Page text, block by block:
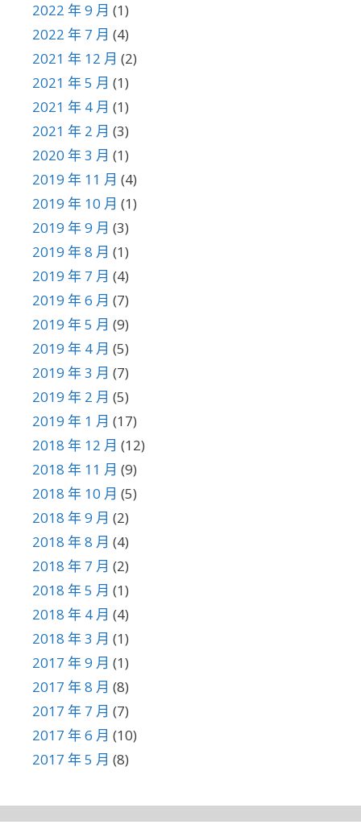
2022 年 9 月 (1)
2022 年 7 月 (4)
2021 年 12 月 (2)
2021 年 5 月 (1)
2021 年 4 月 (1)
2021 年 2 月 (3)
2020 年 3 月 (1)
2019 年 11 月 (4)
2019 年 10 月 (1)
2019 年 9 月 (3)
2019 年 8 月 (1)
2019 年 7 月 (4)
2019 年 6 月 (7)
2019 年 5 月 (9)
2019 年 4 月 (5)
2019 年 3 月 (7)
2019 年 2 月 (5)
2019 年 1 月 (17)
2018 年 12 月 (12)
2018 年 11 月 (9)
2018 年 10 月 (5)
2018 年 9 月 (2)
2018 年 8 月 (4)
2018 年 7 月 (2)
2018 年 5 月 (1)
2018 年 4 月 (4)
2018 年 3 月 (1)
2017 年 9 月 (1)
2017 年 8 月 (8)
2017 年 7 月 (7)
2017 年 6 月 (10)
2017 年 5 月 (8)